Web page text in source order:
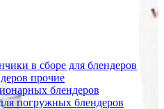
в сборе для блендеров
прочие
блендеров
погружных блендеров